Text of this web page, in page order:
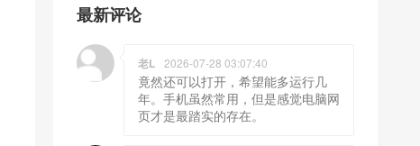
最新评论
老L 2026-07-28 03:07:40
竟然还可以打开，希望能多运行几
年。手机虽然常用，但是感觉电脑网
页才是最踏实的存在。